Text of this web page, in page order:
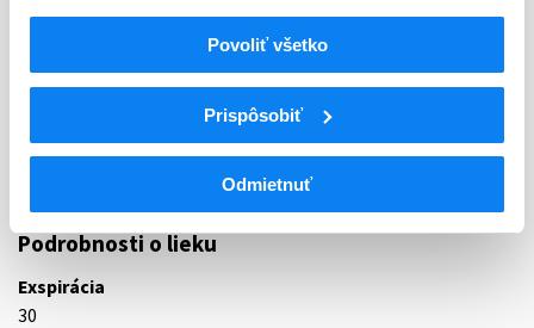
Povoliť všetko
Prispôsobiť
Odmietnuť
N
Centrálna nervová sústava
N03
Antiepileptiká
Antiepileptiká
N03AX
Iné antiepileptiká
Levetiracetam
Podrobnosti o lieku
Exspirácia
30